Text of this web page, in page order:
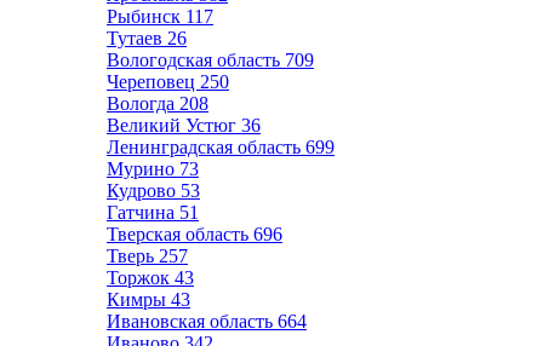
Рыбинск 117
Тутаев 26
Вологодская область 709
Череповец 250
Вологда 208
Великий Устюг 36
Ленинградская область 699
Мурино 73
Кудрово 53
Гатчина 51
Тверская область 696
Тверь 257
Торжок 43
Кимры 43
Ивановская область 664